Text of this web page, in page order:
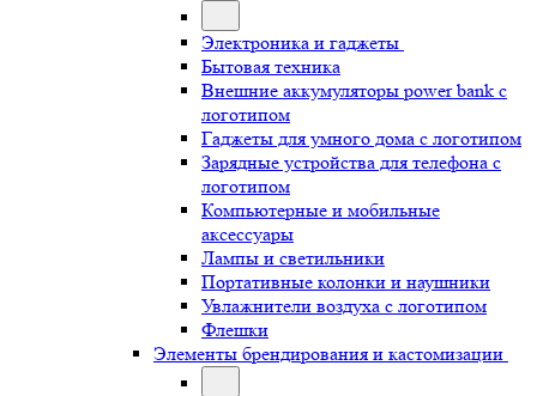
Электроника и гаджеты
Бытовая техника
Внешние аккумуляторы power bank с
логотипом
Гаджеты для умного дома с логотипом
Зарядные устройства для телефона с
логотипом
Компьютерные и мобильные
аксессуары
Лампы и светильники
Портативные колонки и наушники
Увлажнители воздуха с логотипом
Флешки
Элементы брендирования и кастомизации